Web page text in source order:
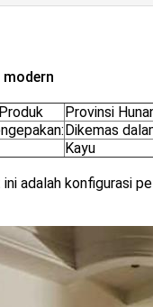
Provinsi
Dikemas
Kayu
adalah konfigurasi